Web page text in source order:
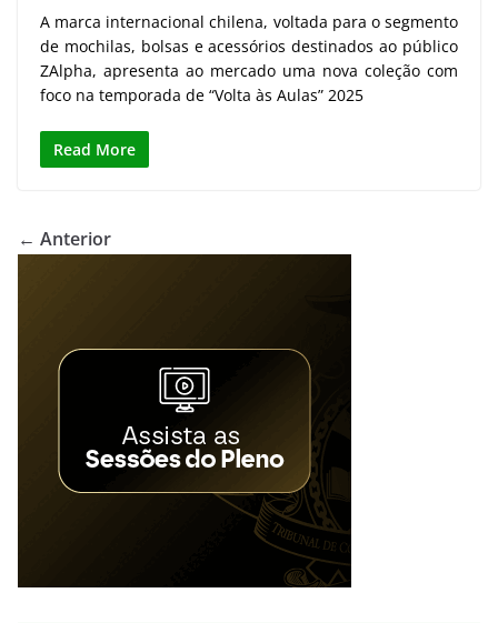
A marca internacional chilena, voltada para o segmento
de mochilas, bolsas e acessórios destinados ao público
ZAlpha, apresenta ao mercado uma nova coleção com
foco na temporada de “Volta às Aulas” 2025
Read More
← Anterior